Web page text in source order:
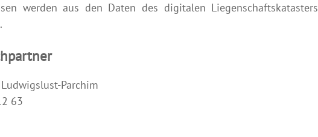
werden aus den Daten des digitalen Liegenschaftskatasters
Parchim
63